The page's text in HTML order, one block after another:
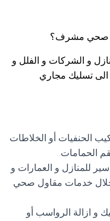
صحي مشرف؟
و الشركات و الفلل و
الى تسليك مجاري
الحنفيات أو الخلاطات
الحمامات.
للمنازل و العمارات و
خلال خدمات مقاول صحي
و ازالة الرواسب أو